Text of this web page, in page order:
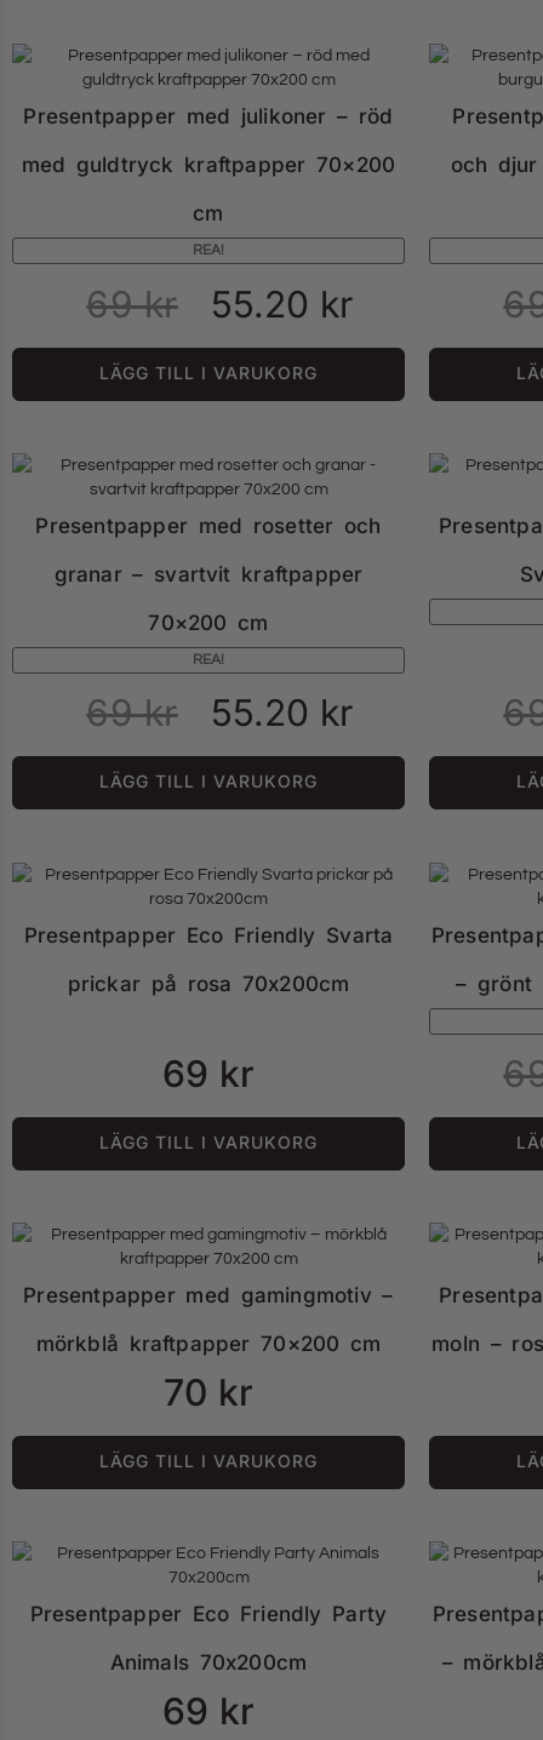
Presentpapper med julikoner – röd
med guldtryck kraftpapper 70×200
cm
REA!
69kr 55.20 kr
LÄGG TILL I VARUKORG
och
Presentpapper med rosetter och
granar – svartvit kraftpapper
70×200 cm
REA!
69kr 55.20 kr
LÄGG TILL I VARUKORG
Presentpapper Eco Friendly Svarta
prickar på rosa 70x200cm
69 kr
LÄGG TILL I VARUKORG
– grönt
Presentpapper med gamingmotiv –
mörkblå kraftpapper 70×200 cm
70 kr
LÄGG TILL I VARUKORG
moln –
Presentpapper Eco Friendly Party
Animals 70x200cm
69 kr
–